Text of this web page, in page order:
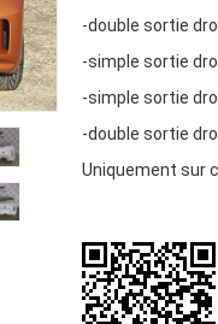
-double sortie
-simple sortie
-simple sortie
-double sortie
Uniquement sur